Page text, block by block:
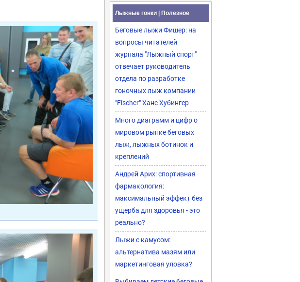
Лыжные гонки | Полезное
Беговые лыжи Фишер: на
вопросы читателей
журнала "Лыжный спорт"
отвечает руководитель
отдела по разработке
гоночных лыж компании
"Fischer" Ханс Хубингер
Много диаграмм и цифр о
мировом рынке беговых
лыж, лыжных ботинок и
креплений
Андрей Арих: спортивная
фармакология:
максимальный эффект без
ущерба для здоровья - это
реально?
Лыжи с камусом:
альтернатива мазям или
маркетинговая уловка?